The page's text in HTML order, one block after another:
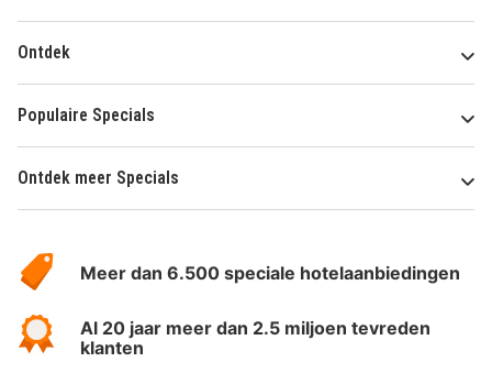
Ontdek
Populaire Specials
Ontdek meer Specials
HotelSpecials
Meer dan 6.500 speciale hotelaanbiedingen
Al 20 jaar meer dan 2.5 miljoen tevreden
klanten